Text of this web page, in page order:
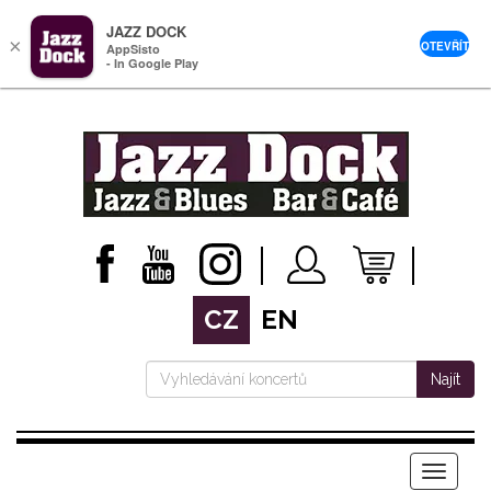
CZ EN
Najít
Menu
×
JAZZ DOCK
AppSisto
- In Google Play
OTEVŘÍT